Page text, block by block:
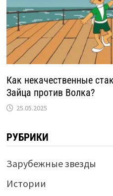
Как некачественные
Зайца против Волка?
25.05.2025
РУБРИКИ
Зарубежные звезды
Истории